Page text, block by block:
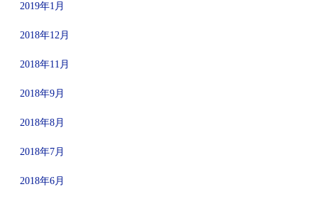
2019年1月
2018年12月
2018年11月
2018年9月
2018年8月
2018年7月
2018年6月